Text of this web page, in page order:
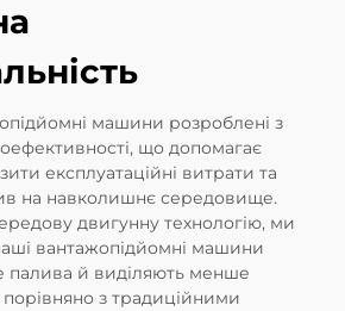
машини розроблені з
що допомагає
експлуатаційні витрати та
на навколишнє середовище.
двигунну технологію, ми
вантажопідйомні машини
й виділяють менше
з традиційними